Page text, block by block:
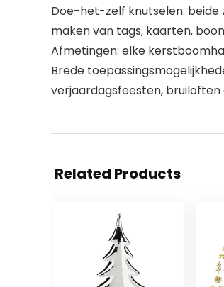
Doe-het-zelf knutselen: beide
maken van tags, kaarten,
Afmetingen: elke
Brede
verjaardagsfeesten, bruiloften
Related Products